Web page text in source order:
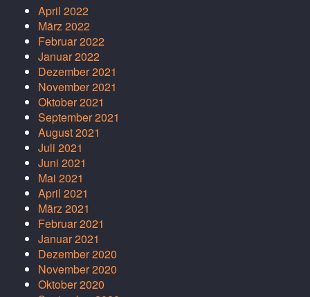
April 2022
März 2022
Februar 2022
Januar 2022
Dezember 2021
November 2021
Oktober 2021
September 2021
August 2021
Juli 2021
Juni 2021
Mai 2021
April 2021
März 2021
Februar 2021
Januar 2021
Dezember 2020
November 2020
Oktober 2020